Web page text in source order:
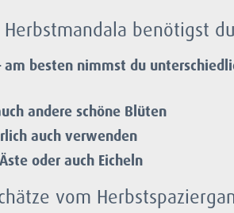
benötigst
am besten nimmst du
andere schöne Blüten
auch verwenden
oder auch Eicheln
vom